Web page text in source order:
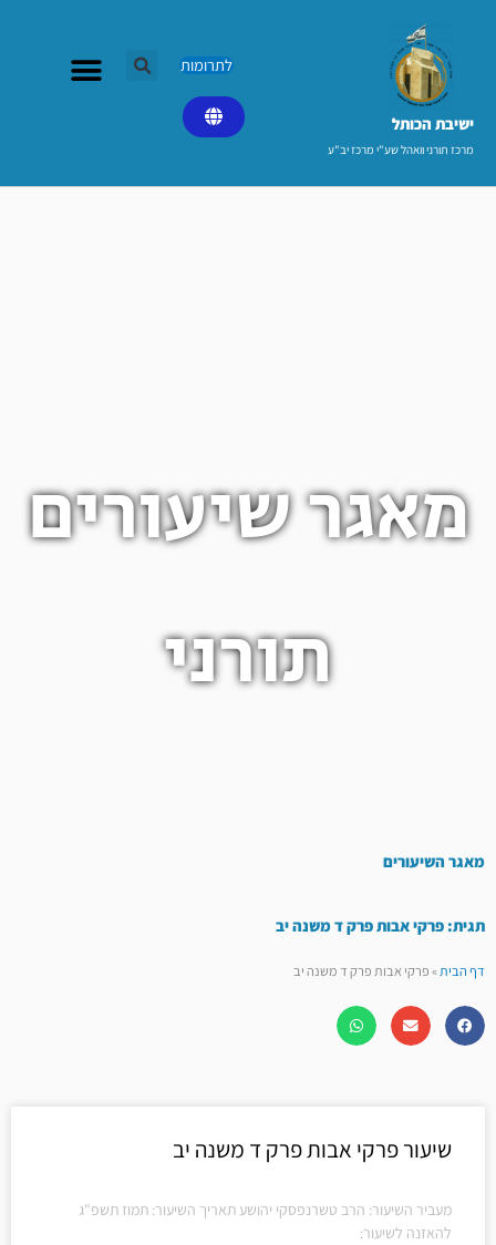
ישיבת הכותל​
מרכז תורני וואהל שע"י מרכז יב"ע
לתרומות
מאגר שיעורים
תורני
מאגר השיעורים
תגית: פרקי אבות פרק ד משנה יב
דף הבית»פרקי אבות פרק ד משנה יב
שיעור פרקי אבות פרק ד משנה יב
מעביר השיעור: הרב טשרנפסקי יהושע תאריך השיעור: תמוז תשפ"ג
להאזנה לשיעור: